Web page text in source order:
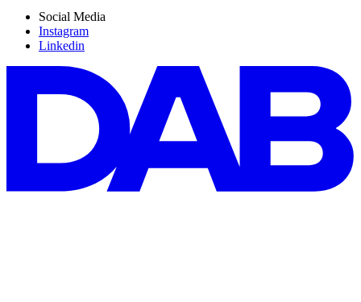
Social Media
Instagram
Linkedin